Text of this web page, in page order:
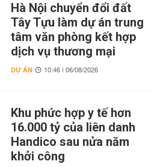
Hà Nội chuyển đổi đất
Tây Tựu làm dự án trung
tâm văn phòng kết hợp
dịch vụ thương mại
DỰ ÁN 10:46 | 06/08/2026
Khu phức hợp y tế hơn
16.000 tỷ của liên danh
Handico sau nửa năm
khởi công